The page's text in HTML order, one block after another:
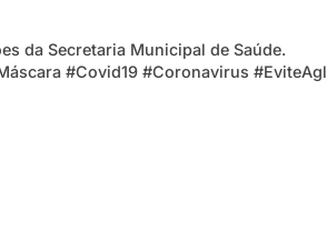
da Secretaria Municipal de Saúde.
#Covid19 #Coronavirus